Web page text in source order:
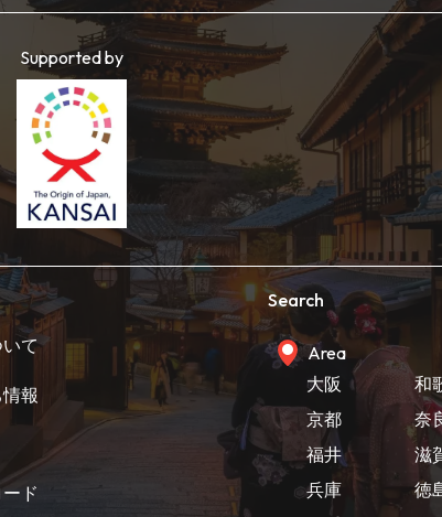
Supported by
て
報
ド
Search
Area
大阪
京都
福井
兵庫
和
奈
滋
徳